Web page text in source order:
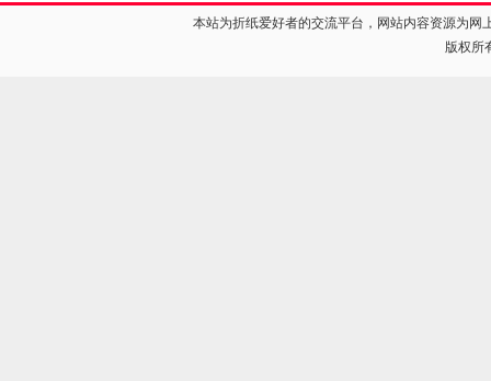
本站为折纸爱好者的交流平台，网站内容资源为
版权所